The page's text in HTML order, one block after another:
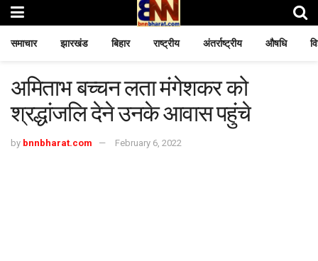
समाचार झारखंड बिहार राष्ट्रीय अंतर्राष्ट्रीय औषधि
अमिताभ बच्चन लता मंगेशकर को
श्रद्धांजलि देने उनके आवास पहुंचे
by bnnbharat.com February 6, 2022